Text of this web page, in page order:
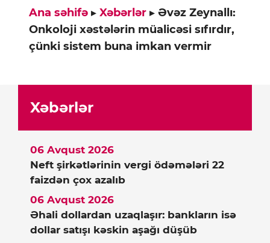
Ana səhifə ▸ Xəbərlər ▸ Əvəz Zeynallı:
Onkoloji xəstələrin müalicəsi sıfırdır,
çünki sistem buna imkan vermir
Xəbərlər
Neft şirkətlərinin vergi ödəmələri 22
faizdən çox azalıb
06 Avqust 2026
Əhali dollardan uzaqlaşır: bankların isə
dollar satışı kəskin aşağı düşüb
06 Avqust 2026